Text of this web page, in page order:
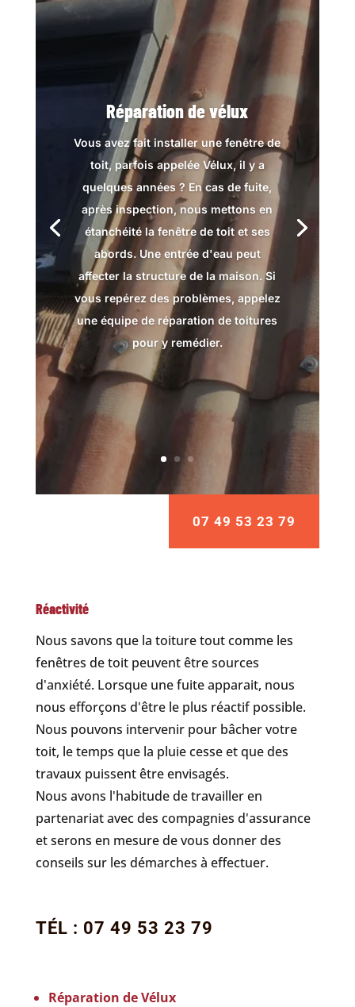
Réparation de vélux
Vous avez fait installer une fenêtre de
toit, parfois appelée Vélux, il y a
quelques années ? En cas de fuite,
après inspection, nous mettons en
étanchéité la fenêtre de toit et ses
abords. Une entrée d'eau peut
affecter la structure de la maison. Si
vous repérez des problèmes, appelez
une équipe de réparation de toitures
pour y remédier.
07 49 53 23 79
Réactivité
Nous savons que la toiture tout comme les
fenêtres de toit peuvent être sources
d'anxiété. Lorsque une fuite apparait, nous
nous efforçons d'être le plus réactif possible.
Nous pouvons intervenir pour bâcher votre
toit, le temps que la pluie cesse et que des
travaux puissent être envisagés.
Nous avons l'habitude de travailler en
partenariat avec des compagnies d'assurance
et serons en mesure de vous donner des
conseils sur les démarches à effectuer.
TÉL : 07 49 53 23 79
Réparation de Vélux